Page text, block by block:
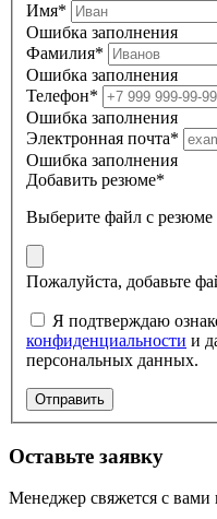
Имя*
Ошибка заполнения
Фамилия*
Ошибка заполнения
Телефон*
Ошибка заполнения
Электронная почта*
Ошибка заполнения
Добавить резюме*
Выберите файл с
Пожалуйста, добавьте
Я подтверждаю
конфиденциальности
персональных данных.
Отправить
Оставьте заявку
Менеджер свяжется с